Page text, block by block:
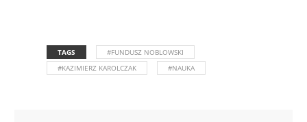
TAGS
#FUNDUSZ NOBLOWSKI
#KAZIMIERZ KAROLCZAK
#NAUKA